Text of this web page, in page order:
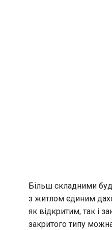
Більш складними
з житлом єдиним
як відкритим, так і
закритого типу